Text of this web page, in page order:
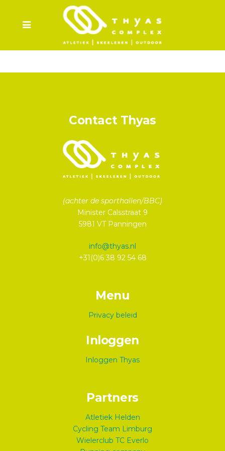
Contact Thyas
(achter de sporthallen/BBC)
Minister Calsstraat 9
5981 VT Panningen
info@thyas.nl
+31(0)6 38 92 54 68
Menu
Privacy beleid
Inloggen
Inloggen Thyas
Partners
Atletiek Helden
Cycling Team Limburg
Wielerclub TC Everlo